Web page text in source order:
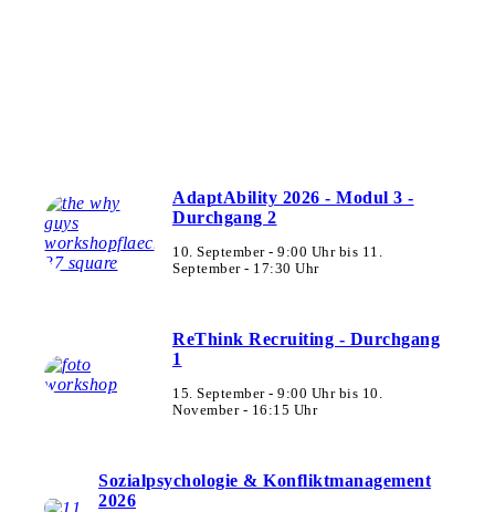
AdaptAbility 2026 - Modul 3 -
Durchgang 2
10. September - 9:00 Uhrbis 11.
September - 17:30 Uhr
ReThink Recruiting - Durchgang
1
15. September - 9:00 Uhrbis 10.
November - 16:15 Uhr
Sozialpsychologie & Konfliktmanagement
2026